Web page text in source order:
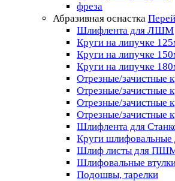
фреза
Абразивная оснастка
Шлифлента для ЛШМ
Круги на липучке
Круги на липучке
Круги на липучке
Отрезные/зачистные
Отрезные/зачистные
Отрезные/зачистные
Отрезные/зачистные
Шлифлента для
Круги шлифовальные
Шлиф листы для
Шлифовальные
Подошвы, тарелки